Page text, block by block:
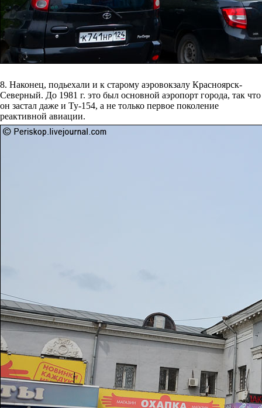
8. Наконец, подьехали и к старому аэровокзалу Красноярск-
Северный. До 1981 г. это был основной аэропорт города, так что
он застал даже и Ту-154, а не только первое поколение
реактивной авиации.